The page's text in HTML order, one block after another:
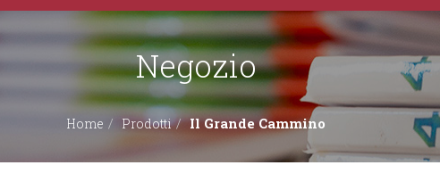
Negozio
Home Prodotti Il Grande Cammino